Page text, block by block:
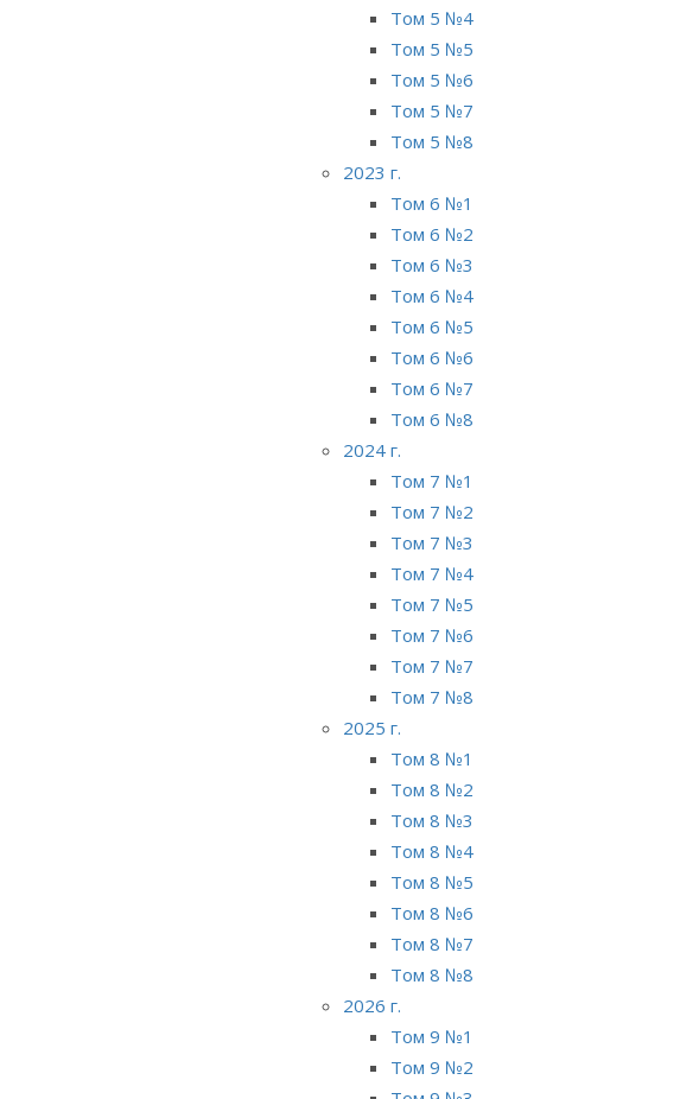
Том 5 №4
Том 5 №5
Том 5 №6
Том 5 №7
Том 5 №8
2023 г.
Том 6 №1
Том 6 №2
Том 6 №3
Том 6 №4
Том 6 №5
Том 6 №6
Том 6 №7
Том 6 №8
2024 г.
Том 7 №1
Том 7 №2
Том 7 №3
Том 7 №4
Том 7 №5
Том 7 №6
Том 7 №7
Том 7 №8
2025 г.
Том 8 №1
Том 8 №2
Том 8 №3
Том 8 №4
Том 8 №5
Том 8 №6
Том 8 №7
Том 8 №8
2026 г.
Том 9 №1
Том 9 №2